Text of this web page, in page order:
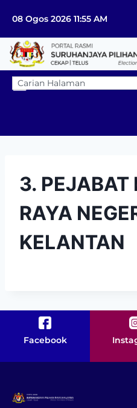
08 Ogos 2026 11:55 AM
3. PEJABAT
RAYA
KELANTAN
Facebook